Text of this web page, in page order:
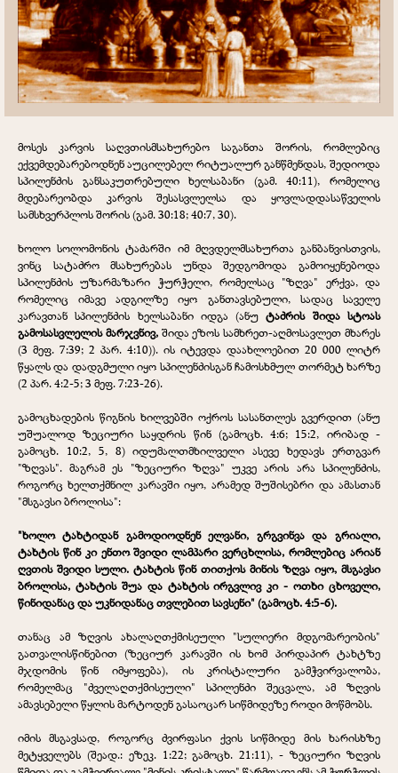
მოსეს კარვის საღვთისმსახურებო საგანთა შორის, რომლებიც
ექვემდებარებოდნენ აუცილებელ რიტუალურ განწმენდას, შედიოდა
სპილენძის განსაკუთრებული ხელსაბანი (გამ. 40:11), რომელიც
მდებარეობდა კარვის შესასვლელსა და ყოვლადდასაწველის
სამსხვერპლოს შორის (გამ. 30:18; 40:7, 30).
ხოლო სოლომონის ტაძარში იმ მღვდელმსახურთა განბანვისთვის,
ვინც სატაძრო მსახურებას უნდა შედგომოდა გამოიყენებოდა
სპილენძის უზარმაზარი ჭურჭელი,რომელსაც "ზღვა" ერქვა, და
რომელიც იმავე ადგილზე იყო განთავსებული, სადაც საველე
კარავთან სპილენძის ხელსაბანი იდგა (ანუტაძრის შიდა სტოას
გამოსასვლელის მარჯვნივ, შიდა ეზოს სამხრეთ-აღმოსავლეთ მხარეს
(3 მეფ. 7:39; 2 პარ. 4:10)). ის იტევდა დაახლოებით 20 000 ლიტრ
წყალს და დადგმული იყო სპილენძისგან ჩამოსხმულ თორმეტ ხარზე
(2 პარ. 4:2-5; 3 მეფ. 7:23-26).
გამოცხადების წიგნის ხილვებში ოქროს სასანთლეს გვერდით (ანუ
უშუალოდ ზეციური საყდრის წინ (გამოცხ. 4:6; 15:2, ირიბად -
გამოცხ. 10:2, 5, 8) იდუმალთმხილველი ასევე ხედავს ერთგვარ
"ზღვას". მაგრამ ეს "ზეციური ზღვა" უკვე არის არა სპილენძის,
როგორც ხელთქმნილ კარავში იყო, არამედ შუშისებრი და ამასთან
"მსგავსი ბროლისა":
"ხოლო ტახტიდან გამოდიოდნენ ელვანი, გრგვინვა და გრიალი,
ტახტის წინ კი ენთო შვიდი ლამპარი ვერცხლისა, რომლებიც არიან
ღვთის შვიდი სული. ტახტის წინ თითქოს მინის ზღვა იყო, მსგავსი
ბროლისა, ტახტის შუა და ტახტის ირგვლივ კი - ოთხი ცხოველი,
წინიდანაც და უკნიდანაც თვლებით სავსენი" (გამოცხ. 4:5-6).
თანაც ამ ზღვის ახალაღთქმისეული "სულიერი მდგომარეობის"
გათვალისწინებით (ზეციურ კარავში ის ხომ პირდაპირ ტახტზე
მჯდომის წინ იმყოფება), ის კრისტალური გამჭვირვალობა,
რომელმაც "ძველაღთქმისეული" სპილენძი შეცვალა, ამ ზღვის
ამავსებელი წყლის მარტოდენ გასაოცარ სიწმიდეზე როდი მოწმობს.
იმის მსგავსად, როგორც ძვირფასი ქვის სიწმიდე მის ხარისხზე
მეტყველებს (შეად.: ეზეკ. 1:22; გამოცხ. 21:11), - ზეციური ზღვის